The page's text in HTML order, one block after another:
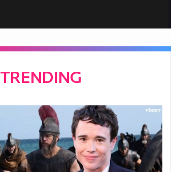
TRENDING